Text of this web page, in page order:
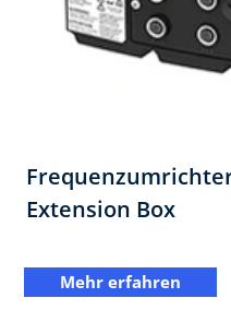
Extension Box​
Mehr erfahren